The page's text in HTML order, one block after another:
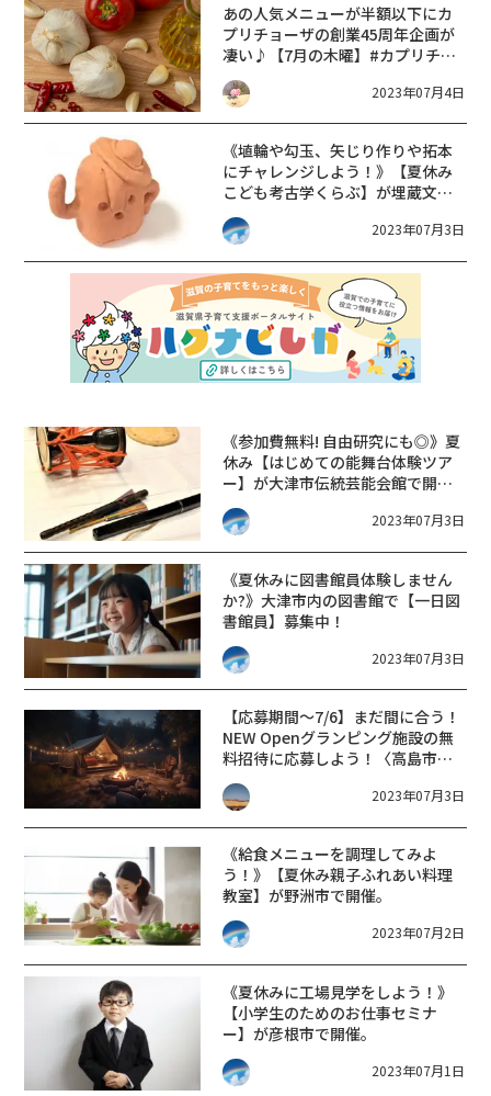
あの人気メニューが半額以下にカ
プリチョーザの創業45周年企画が
凄い♪【7月の木曜】#カプリチョ
ーザ45祭
2023年07月4日
《埴輪や勾玉、矢じり作りや拓本
にチャレンジしよう！》【夏休み
こども考古学くらぶ】が埋蔵文化
財調査センターで開催。
2023年07月3日
《参加費無料! 自由研究にも◎》夏
休み【はじめての能舞台体験ツア
ー】が大津市伝統芸能会館で開
催。
2023年07月3日
《夏休みに図書館員体験しません
か?》大津市内の図書館で【一日図
書館員】募集中！
2023年07月3日
【応募期間〜7/6】まだ間に合う！
NEW Openグランピング施設の無
料招待に応募しよう！〈高島市朽
木〉
2023年07月3日
《給食メニューを調理してみよ
う！》【夏休み親子ふれあい料理
教室】が野洲市で開催。
2023年07月2日
《夏休みに工場見学をしよう！》
【小学生のためのお仕事セミナ
ー】が彦根市で開催。
2023年07月1日